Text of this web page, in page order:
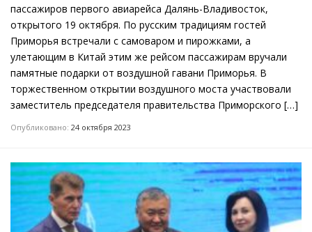
пассажиров первого авиарейса Далянь-Владивосток,
открытого 19 октября. По русским традициям гостей
Приморья встречали с самоваром и пирожками, а
улетающим в Китай этим же рейсом пассажирам вручали
памятные подарки от воздушной гавани Приморья. В
торжественном открытии воздушного моста участвовали
заместитель председателя правительства Приморского […]
Опубликовано: 24 октября 2023